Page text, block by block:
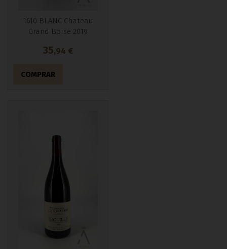
1610 BLANC Chateau
Grand Boise 2019
35,94 €
COMPRAR